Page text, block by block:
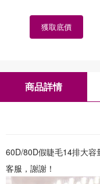
獲取底價
商品詳情
60D/80D假睫毛14排大
客服，謝謝！